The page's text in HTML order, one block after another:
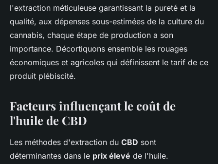
l'extraction méticuleuse garantissant la pureté et la
qualité, aux dépenses sous-estimées de la culture du
cannabis, chaque étape de production a son
importance. Décortiquons ensemble les rouages
économiques et agricoles qui définissent le tarif de ce
produit plébiscité.
Facteurs influençant le coût de
l'huile de CBD
Les méthodes d'extraction du CBD sont
déterminantes dans le prix élevé de l'huile.